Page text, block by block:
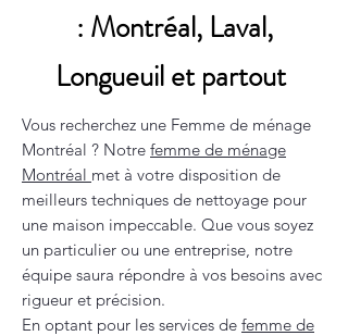
: Montréal, Laval,
Longueuil et partout
Vous recherchez une Femme de ménage
Montréal ? Notre femme de ménage
Montréal met à votre disposition de
meilleurs techniques de nettoyage pour
une maison impeccable. Que vous soyez
un particulier ou une entreprise, notre
équipe saura répondre à vos besoins avec
rigueur et précision.
En optant pour les services de femme de